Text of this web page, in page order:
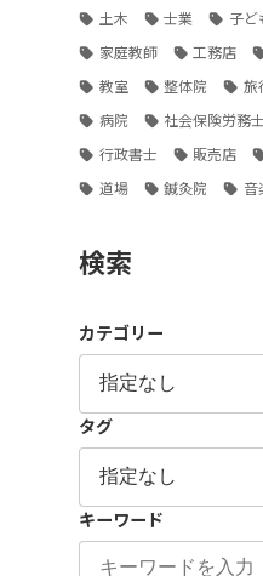
土木
士業 子ど
家庭教師
工務店
教室
整体院 旅
病院
社会保険労務士
行政書士
販売店
道場
鍼灸院 音
検索
カテゴリー
タグ
キーワード